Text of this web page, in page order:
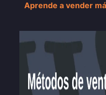
Aprende a vender